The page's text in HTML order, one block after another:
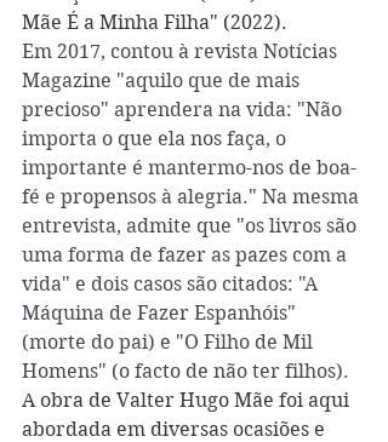
Mãe É a Minha Filha" (2022).
Em 2017, contou à revista Notícias
Magazine "aquilo que de mais
precioso" aprendera na vida: "Não
importa o que ela nos faça, o
importante é mantermo-nos de boa-
fé e propensos à alegria." Na mesma
entrevista, admite que "os livros são
uma forma de fazer as pazes com a
vida" e dois casos são citados: "A
Máquina de Fazer Espanhóis"
(morte do pai) e "O Filho de Mil
Homens" (o facto de não ter filhos).
A obra de Valter Hugo Mãe foi aqui
abordada em diversas ocasiões e